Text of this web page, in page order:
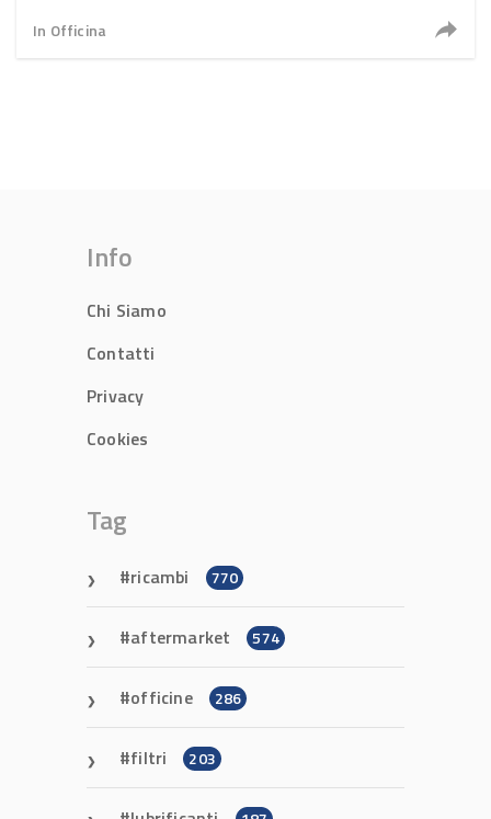
In Officina
Info
Chi Siamo
Contatti
Privacy
Cookies
Tag
ricambi 770
aftermarket 574
officine 286
filtri 203